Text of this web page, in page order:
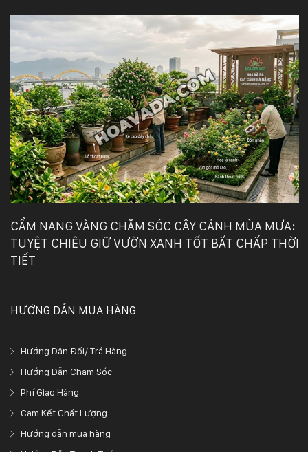
Thọ
-
Đà
nẵng
132
-
168
Võ
Chí
Công
-
Hòa
Quý
Nẵng
CẨM NANG VÀNG CHĂM SÓC CÂY CẢNH MÙA MƯA:
TUYỆT CHIÊU GIỮ VƯỜN XANH TỐT BẤT CHẤP THỜI
TIẾT
HƯỚNG DẪN MUA HÀNG
Hướng Dẫn Đổi/ Trả Hàng
Hướng Dẫn Chăm Sóc
Phí Giao Hàng
Cam Kết Chất Lượng
Hướng dẫn mua hàng